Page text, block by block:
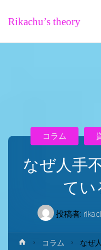
Rikachu’s theory
なぜ人手
てい
投稿者:
コラム
ホ
コラム なぜ